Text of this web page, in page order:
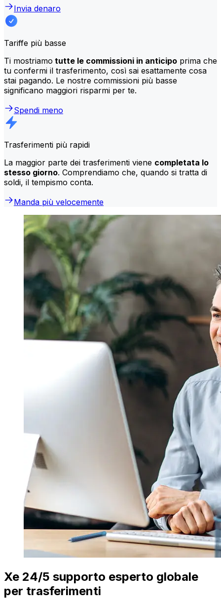
Invia denaro
Tariffe più basse
Ti mostriamo tutte le commissioni in anticipo prima che
tu confermi il trasferimento, così sai esattamente cosa
stai pagando. Le nostre commissioni più basse
significano maggiori risparmi per te.
Spendi meno
Trasferimenti più rapidi
La maggior parte dei trasferimenti viene completata lo
stesso giorno. Comprendiamo che, quando si tratta di
soldi, il tempismo conta.
Manda più velocemente
Xe 24/5 supporto esperto globale
per trasferimenti